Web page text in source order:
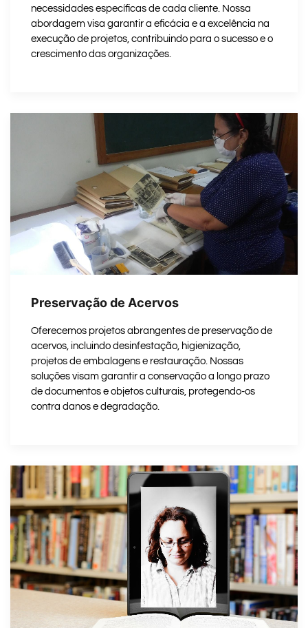
necessidades específicas de cada cliente. Nossa
abordagem visa garantir a eficácia e a excelência na
execução de projetos, contribuindo para o sucesso e o
crescimento das organizações.
Preservação de Acervos
Oferecemos projetos abrangentes de preservação de
acervos, incluindo desinfestação, higienização,
projetos de embalagens e restauração. Nossas
soluções visam garantir a conservação a longo prazo
de documentos e objetos culturais, protegendo-os
contra danos e degradação.